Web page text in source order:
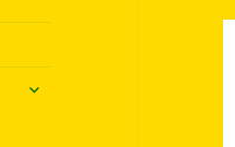
submenu